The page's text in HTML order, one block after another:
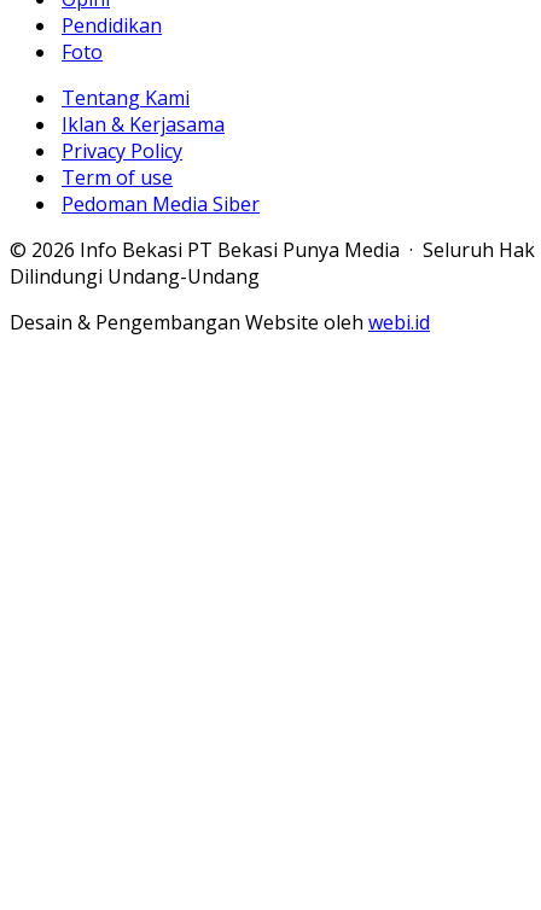
Pendidikan
Foto
Tentang Kami
Iklan & Kerjasama
Privacy Policy
Term of use
Pedoman Media Siber
© 2026 Info Bekasi PT Bekasi Punya Media · Seluruh Hak
Dilindungi Undang-Undang
Desain & Pengembangan Website oleh webi.id